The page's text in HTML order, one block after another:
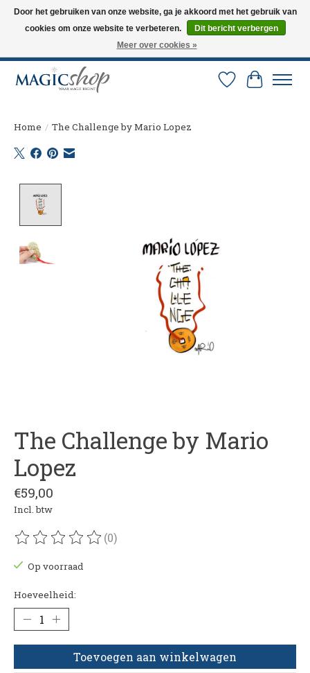
Altijd de nieuwste trucs op voorraad. Snelle verzending via PostNL en DHL.
Langskomen in onze winkel? Bel of mail om een afspraak te maken. 0251-
Verlanglijst
Home / The Challenge by Mario Lopez
The Challenge by Mario
Lopez
€59,00
Incl. btw
De beoordeling van dit product is
(0)
Op voorraad
Hoeveelheid:
Toevoegen aan winkelwagen
Door het gebruiken van onze website, ga je akkoord met het gebruik van
cookies om onze website te verbeteren.
Dit bericht verbergen
Meer over cookies »